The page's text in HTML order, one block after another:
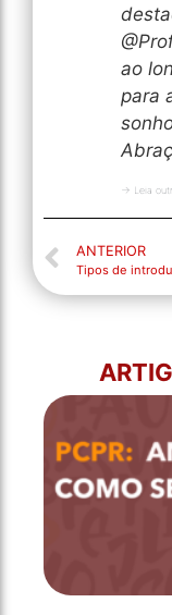
ao
para
→ Leia
ANTERIOR